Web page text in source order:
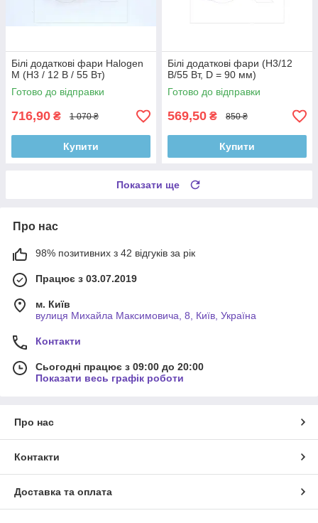
Білі додаткові фари Halogen
М (H3 / 12 В / 55 Вт)
Готово до відправки
716,90 ₴ 1 070 ₴
Купити
Білі додаткові фари (H3/12
В/55 Вт, D = 90 мм)
Готово до відправки
569,50 ₴ 850 ₴
Купити
Показати ще
Про нас
98% позитивних з 42 відгуків за рік
Працює з 03.07.2019
м. Київ
вулиця Михайла Максимовича, 8, Київ, Україна
Контакти
Сьогодні працює з 09:00 до 20:00
Показати весь графік роботи
Про нас
Контакти
Доставка та оплата